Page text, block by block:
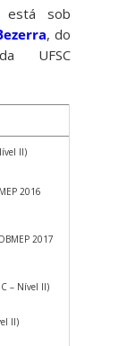
está sob
, do
UFSC
II)
2016
2017
– Nível II)
II)